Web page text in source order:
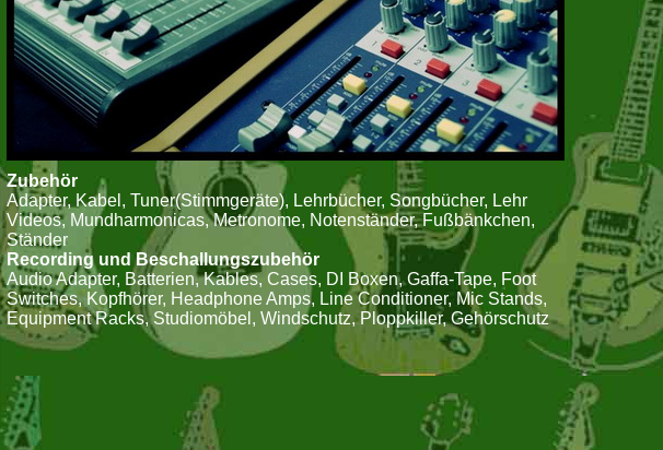
Zubehör
Adapter, Kabel, Tuner(Stimmgeräte), Lehrbücher, Songbücher, Lehr
Videos, Mundharmonicas, Metronome, Notenständer, Fußbänkchen,
Ständer
Recording und Beschallungszubehör
Audio Adapter, Batterien, Kables, Cases, DI Boxen, Gaffa-Tape, Foot
Switches, Kopfhörer, Headphone Amps, Line Conditioner, Mic Stands,
Equipment Racks, Studiomöbel, Windschutz, Ploppkiller, Gehörschutz